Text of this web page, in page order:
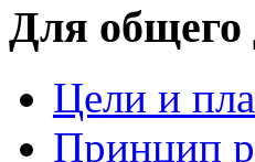
Для общего
Цели и
Принцип